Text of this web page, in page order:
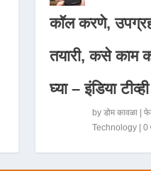
कॉल करणे,
तयारी, कसे काम
घ्या – इंडिया टीव्ही
by डोम कावळा|
Technology| 0